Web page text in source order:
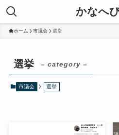
かなへ
ホーム 市議会 選挙
選挙 – category –
市議会 選挙